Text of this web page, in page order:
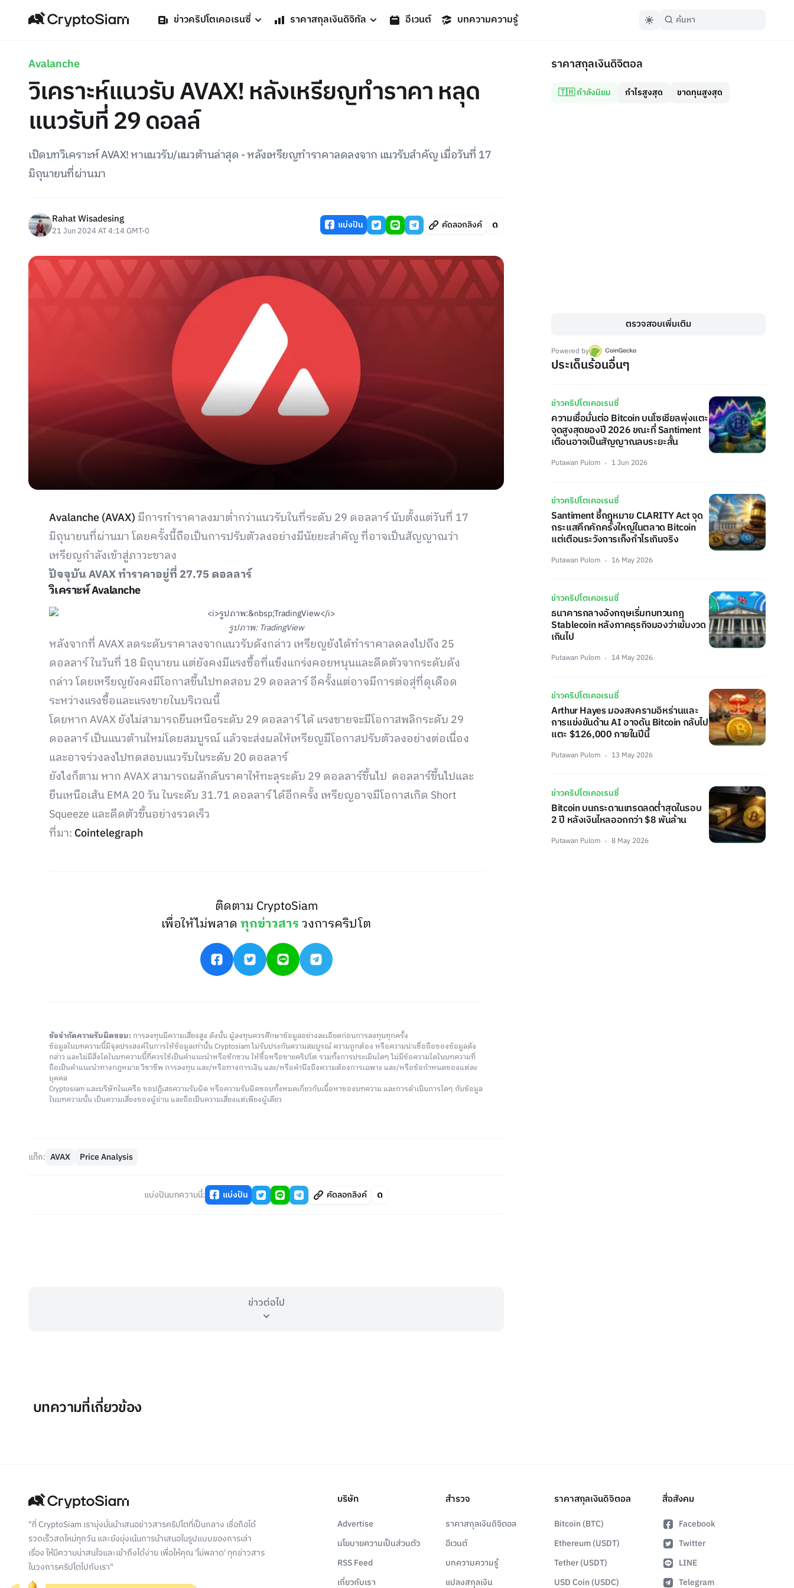
ข่าวคริปโตเคอเรนซี่ ราคาสกุลเงินดิจิทัล อีเวนต์ บทความความรู้
Avalanche
วิเคราะห์แนวรับ AVAX! หลังเหรียญทำราคา หลุด
แนวรับที่ 29 ดอลล์
เปิดบทวิเคราะห์ AVAX! หาแนวรับ/แนวต้านล่าสุด - หลังเหรียญทำราคาลดลงจาก แนวรับสำคัญ เมื่อวันที่ 17
มิถุนายนที่ผ่านมา
Rahat Wisadesing
21 Jun 2024 AT 4:14 GMT-0 แบ่งปัน คัดลอกลิงค์
Avalanche (AVAX) มีการทำราคาลงมาต่ำกว่าแนวรับในที่ระดับ 29 ดอลลาร์ นับตั้งแต่วันที่ 17
มิถุนายนที่ผ่านมา โดยครั้งนี้ถือเป็นการปรับตัวลงอย่างมีนัยยะสำคัญ ที่อาจเป็นสัญญาณว่า
เหรียญกำลังเข้าสู่ภาวะขาลง
ปัจจุบัน AVAX ทำราคาอยู่ที่ 27.75 ดอลลาร์
วิเคราะห์ Avalanche
รูปภาพ: TradingView
หลังจากที่ AVAX ลดระดับราคาลงจากแนวรับดังกล่าว เหรียญยังได้ทำราคาลดลงไปถึง 25
ดอลลาร์ ในวันที่ 18 มิถุนายน แต่ยังคงมีแรงซื้อที่แข็งแกร่งคอยหนุนและดีดตัวจากระดับดัง
กล่าว โดยเหรียญยังคงมีโอกาสขึ้นไปทดสอบ 29 ดอลลาร์ อีครั้งแต่อาจมีการต่อสุ่ที่ดุเดือด
ระหว่างแรงซื้อและแรงขายในบริเวณนี้
โดยหาก AVAX ยังไม่สามารถยืนเหนือระดับ 29 ดอลลาร์ ได้ แรงขายจะมีโอกาสพลิกระดับ 29
ดอลลาร์ เป็นแนวต้านใหม่โดยสมบูรณ์ แล้วจะส่งผลให้เหรียญมีโอกาสปรับตัวลงอย่างต่อเนื่อง
และอาจร่วงลงไปทดสอบแนวรับในระดับ 20 ดอลลาร์
ยังไงก็ตาม หาก AVAX สามารถผลักดันราคาให้ทะลุระดับ 29 ดอลลาร์ขึ้นไป ดอลลาร์ขึ้นไปและ
ยืนเหนือเส้น EMA 20 วัน ในระดับ 31.71 ดอลลาร์ ได้อีกครั้ง เหรียญอาจมีโอกาสเกิด Short
Squeeze และดีดตัวขึ้นอย่างรวดเร็ว
ที่มา: Cointelegraph
ติดตาม CryptoSiam
เพื่อให้ไม่พลาดทุกข่าวสารวงการคริปโต
ข้อจำกัดความรับผิดชอบ: การลงทุนมีความเสี่ยงสูง ดังนั้น ผู้ลงทุนควรศึกษาข้อมูลอย่างละเอียดก่อนการลงทุนทุกครั้ง
ข้อมูลในบทความนี้มีจุดประสงค์ในการให้ข้อมูลเท่านั้น Cryptosiam ไม่รับประกันความสมบูรณ์ ความถูกต้อง หรือความน่าเชื่อถือของข้อมูลดัง
กล่าว และไม่มีสิ่งใดในบทความนี้ที่ควรใช้เป็นคำแนะนำหรือชักชวน ให้ซื้อหรือขายคริปโต รวมทั้งการประเมินใดๆ ไม่มีข้อความใดในบทความที่
ถือเป็นคำแนะนำทางกฎหมาย วิชาชีพ การลงทุน และ/หรือทางการเงิน และ/หรือคำนึงถึงความต้องการเฉพาะ และ/หรือข้อกำหนดของแต่ละ
บุคคล
Cryptosiam และบริษัทในเครือ ขอปฏิเสธความรับผิด หรือความรับผิดชอบทั้งหมดเกี่ยวกับเนื้อหาของบทความ และการดำเนินการใดๆ กับข้อมูล
ในบทความนั้น เป็นความเสี่ยงของผู้อ่าน และถือเป็นความเสี่ยงแต่เพียงผู้เดียว
แท็ก: AVAX Price Analysis
แบ่งปันบทความนี้: แบ่งปัน คัดลอกลิงค์
ข่าวต่อไป
ราคาสกุลเงินดิจิตอล
🇹🇭 กำลังนิยม กำไรสูงสุด ขาดทุนสูงสุด
ตรวจสอบเพิ่มเติม
Powered by
ประเด็นร้อนอื่นๆ
ข่าวคริปโตเคอเรนซี่
ความเชื่อมั่นต่อ Bitcoin บนโซเชียลพุ่งแตะ
จุดสูงสุดของปี 2026 ขณะที่ Santiment
เตือนอาจเป็นสัญญาณลบระยะสั้น
Putawan Pulom 1 Jun 2026
ข่าวคริปโตเคอเรนซี่
Santiment ชี้กฎหมาย CLARITY Act จุด
กระแสคึกคักครั้งใหญ่ในตลาด Bitcoin
แต่เตือนระวังการเก็งกำไรเกินจริง
Putawan Pulom 16 May 2026
ข่าวคริปโตเคอเรนซี่
ธนาคารกลางอังกฤษเริ่มทบทวนกฎ
Stablecoin หลังภาคธุรกิจมองว่าเข้มงวด
เกินไป
Putawan Pulom 14 May 2026
ข่าวคริปโตเคอเรนซี่
Arthur Hayes มองสงครามอิหร่านและ
การแข่งขันด้าน AI อาจดัน Bitcoin กลับไป
แตะ $126,000 ภายในปีนี้
Putawan Pulom 13 May 2026
ข่าวคริปโตเคอเรนซี่
Bitcoin บนกระดานเทรดลดต่ำสุดในรอบ
2 ปี หลังเงินไหลออกกว่า $8 พันล้าน
Putawan Pulom 8 May 2026
บทความที่เกี่ยวข้อง
"ที่ CryptoSiam เรามุ่งมั่นนำเสนอข่าวสารคริปโตที่เป็นกลาง เชื่อถือได้
รวดเร็วสดใหม่ทุกวัน และยังมุ่งเน้นการนำเสนอในรูปแบบของการเล่า
เรื่อง ให้มีความน่าสนใจและเข้าถึงได้ง่าย เพื่อให้คุณ 'ไม่พลาด' ทุกข่าวสาร
ในวงการคริปโตไปกับเรา"
บริษัท
Advertise
นโยบายความเป็นส่วนตัว
RSS Feed
เกี่ยวกับเรา
สำรวจ
ราคาสกุลเงินดิจิตอล
อีเวนต์
บทความความรู้
แปลงสกุลเงิน
ราคาสกุลเงินดิจิตอล
Bitcoin (BTC)
Ethereum (USDT)
Tether (USDT)
USD Coin (USDC)
สื่อสังคม
Facebook
Twitter
LINE
Telegram